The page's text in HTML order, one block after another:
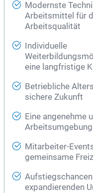
Modernste
Arbeitsmittel für
Arbeitsqualität
Individuelle
eine langfristige
Betriebliche
sichere Zukunft
Eine angenehme
Arbeitsumgebung
Mitarbeiter-
gemeinsame
expandierenden